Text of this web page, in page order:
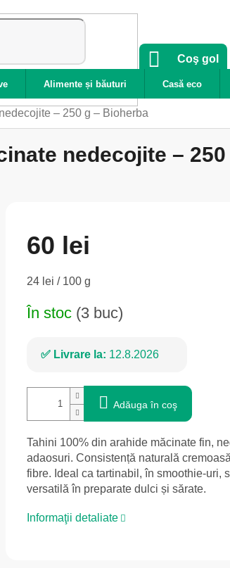
COŞ
Coş gol
Alimente și băuturi Casă eco
– 250 g – Bioherba
nedecojite –
60 lei
Evaluare
24 lei / 100 g
În stoc (3 buc)
Livrare la: 12.8.2026
Adăuga în coş
Tahini 100% din arahide măcinate fin,
adaosuri. Consistență naturală
fibre. Ideal ca tartinabil, în smoothie-uri,
versatilă în preparate dulci și sărate.
Informaţii detaliate